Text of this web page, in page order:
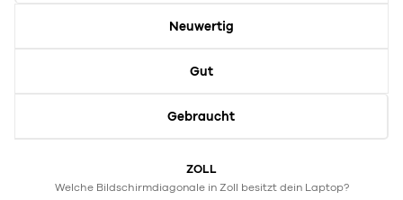
Neuwertig
Gut
Gebraucht
ZOLL
Welche Bildschirmdiagonale in Zoll besitzt dein Laptop?